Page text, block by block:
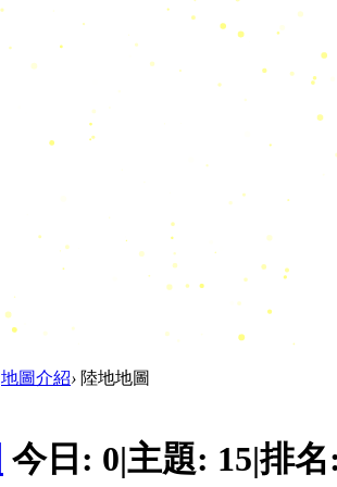
地圖介紹› 陸地地圖
今日: 0|主題: 15|排